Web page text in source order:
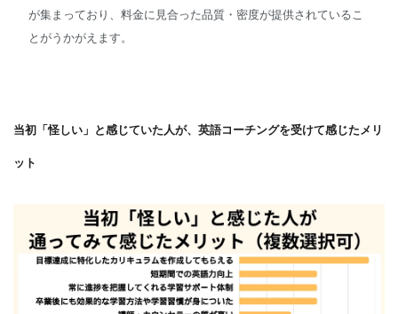
が集まっており、料金に見合った品質・密度が提供されているこ
とがうかがえます。
当初「怪しい」と感じていた人が、英語コーチングを受けて感じたメリ
ット